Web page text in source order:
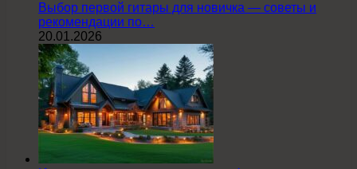
Выбор первой гитары для новичка — советы и
рекомендации по…
20.01.2026